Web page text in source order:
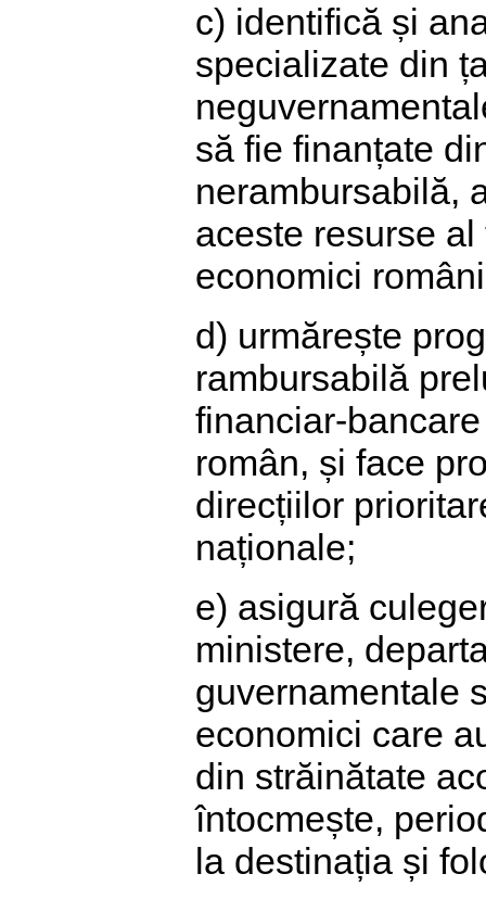
c) identifică și
specializate din
să fie finanțate
nerambursabilă,
aceste resurse
economici
d) urmărește
rambursabilă
financiar-
român, și face
direcțiilor
naționale;
e) asigură
ministere,
guvernamentale
economici care
din străinătate
întocmește,
la destinația și